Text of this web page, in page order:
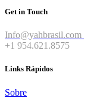
Get in Touch
Info@yahbrasil.com
+1 954.621.8575
Links Rápidos
Sobre